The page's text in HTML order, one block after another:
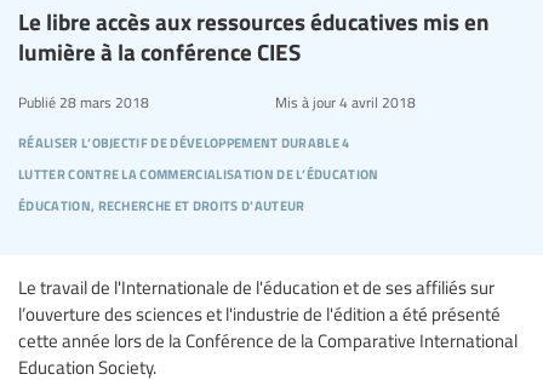
Le libre accès aux ressources éducatives mis en
lumière à la conférence CIES
réaliser l’objectif de développement durable 4
lutter contre la commercialisation de l’éducation
éducation, recherche et droits d’auteur
Publié 28 mars 2018 Mis à jour4 avril 2018
Le travail de l'Internationale de l'éducation et de ses affiliés sur
l’ouverture des sciences et l'industrie de l'édition a été présenté
cette année lors de la Conférence de la Comparative International
Education Society.